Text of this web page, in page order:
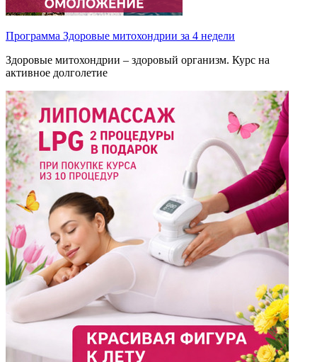
Программа Здоровые митохондрии за 4 недели
Здоровые митохондрии – здоровый организм. Курс на
активное долголетие